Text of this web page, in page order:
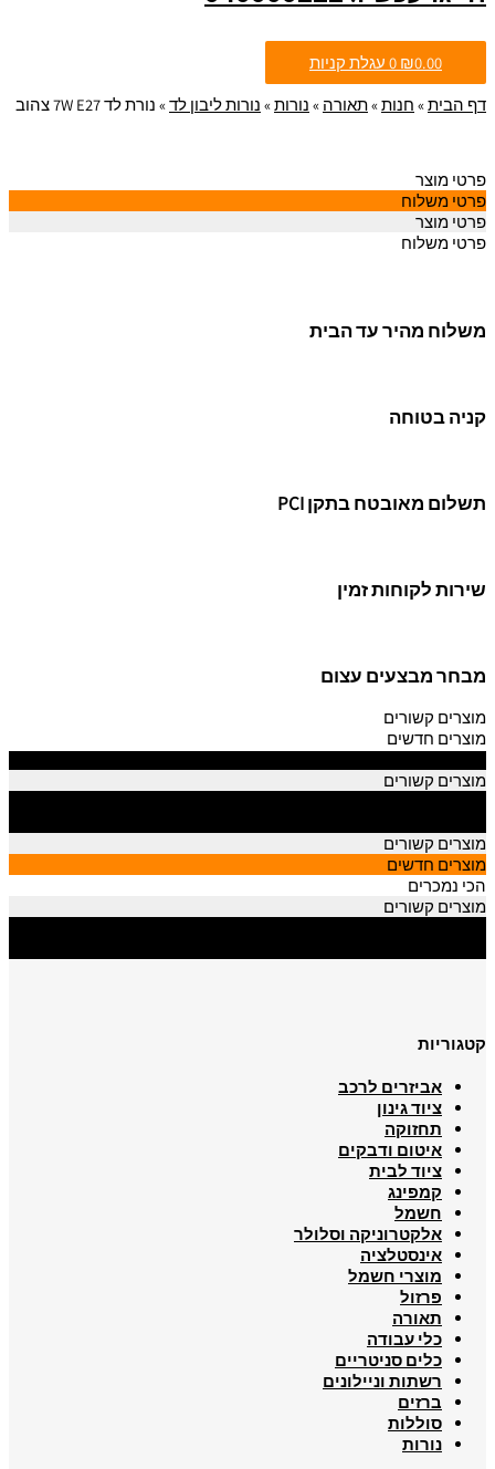
₪0.00
0 עגלת קניות
דף הבית» חנות»תאורה » נורות» נורות ליבון לד» נורת לד 7W E27 צהוב
פרטי מוצר
פרטי משלוח
פרטי מוצר
פרטי משלוח
משלוח מהיר עד הבית
קניה בטוחה
תשלום מאובטח בתקן PCI
שירות לקוחות זמין
מבחר מבצעים עצום
מוצרים קשורים
מוצרים חדשים
מוצרים קשורים
מוצרים קשורים
מוצרים חדשים
הכי נמכרים
מוצרים קשורים
קטגוריות
אביזרים לרכב
ציוד גינון
תחזוקה
איטום ודבקים
ציוד לבית
קמפינג
חשמל
אלקטרוניקה וסלולר
אינסטלציה
מוצרי חשמל
פרזול
תאורה
כלי עבודה
כלים סניטריים
רשתות וניילונים
ברזים
סוללות
נורות